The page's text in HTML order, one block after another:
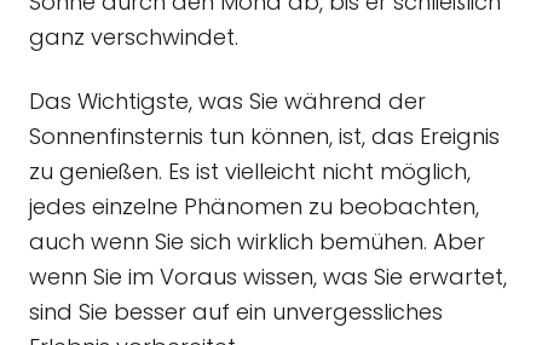
ganz verschwindet.
Das Wichtigste, was Sie während der
Sonnenfinsternis tun können, ist, das Ereignis
zu genießen. Es ist vielleicht nicht möglich,
jedes einzelne Phänomen zu beobachten,
auch wenn Sie sich wirklich bemühen. Aber
wenn Sie im Voraus wissen, was Sie erwartet,
sind Sie besser auf ein unvergessliches